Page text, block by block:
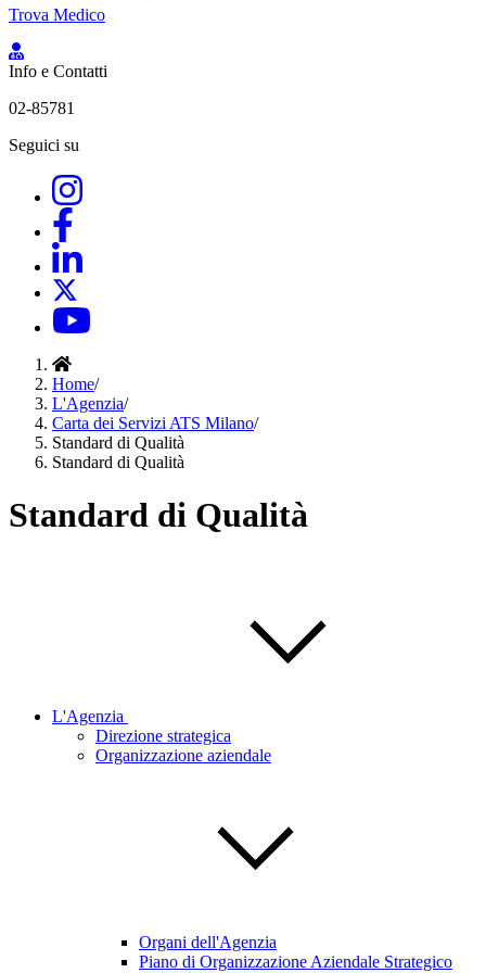
Trova Medico
Info e Contatti
02-85781
Seguici su
Home/
L'Agenzia/
Carta dei Servizi ATS Milano/
Standard di Qualità
Standard di Qualità
Standard di Qualità
L'Agenzia
Direzione strategica
Organizzazione aziendale
Organi dell'Agenzia
Piano di Organizzazione Aziendale Strategico